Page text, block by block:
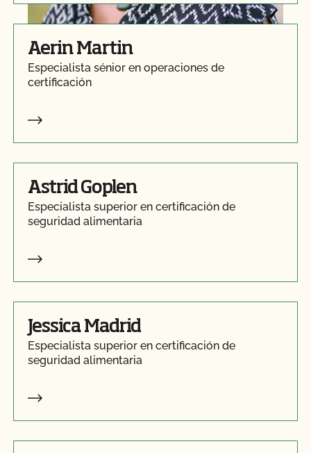
Aerin Martin
Especialista sénior en operaciones de
certificación
Astrid Goplen
Especialista superior en certificación de
seguridad alimentaria
Jessica Madrid
Especialista superior en certificación de
seguridad alimentaria